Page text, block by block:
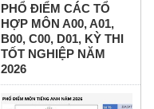
PHỔ ĐIỂM CÁC TỔ
HỢP MÔN A00, A01,
B00, C00, D01, KỲ THI
TỐT NGHIỆP NĂM
2026